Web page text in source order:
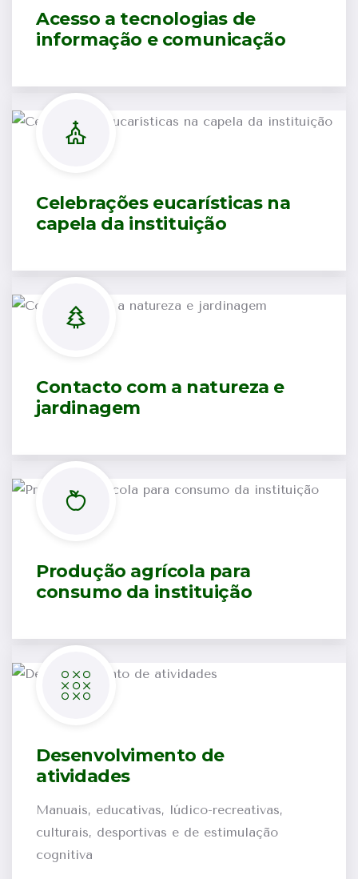
Acesso a tecnologias de
informação e comunicação
Celebrações eucarísticas na
capela da instituição
Contacto com a natureza e
jardinagem
Produção agrícola para
consumo da instituição
Desenvolvimento de
atividades
Manuais, educativas, lúdico-recreativas,
culturais, desportivas e de estimulação
cognitiva